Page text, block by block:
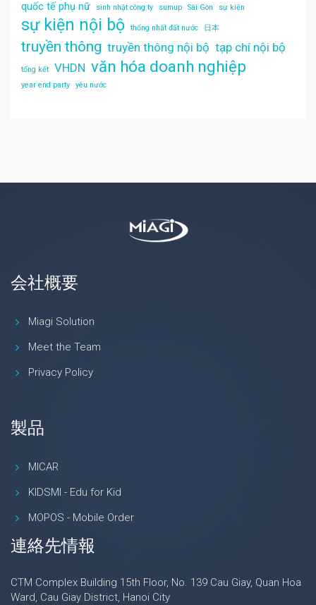
quốc tế phụ nữ sinh nhật công ty sumup Sài Gòn sự kiện
sự kiện nội bộ thống nhất đất nước 日本
truyền thông truyền thông nội bộ tạp chí nội bộ
tổng kết VHDN văn hóa doanh nghiệp
year end party yêu nước
会社概要
Miagi Solution
Meet the Team
Privacy Policy
製品
MICAR
KIDSMI - Edu for Kid
MOPOS - Mobile Order
連絡先情報
CTM Complex Building 15th Floor, No. 139 Cau Giay, Quan Hoa
Ward, Cau Giay District, Hanoi City